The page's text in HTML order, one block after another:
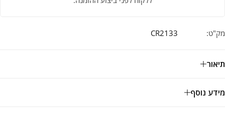
מק"ט: CR2133
תיאור
מידע נוסף